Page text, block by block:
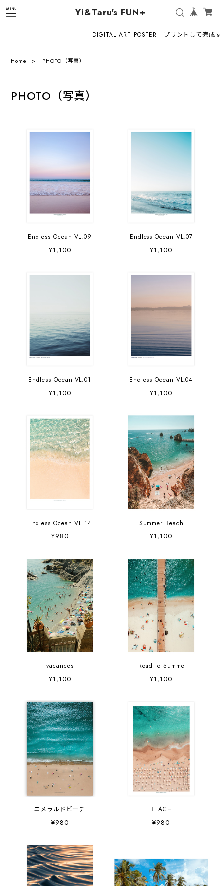
Yi&Taru's FUN+
DIGITAL ART POSTER | プリントして完成する
Home PHOTO（写真）
PHOTO（写真）
Endless Ocean VL.09
¥1,100
Endless Ocean VL.07
¥1,100
Endless Ocean VL.01
¥1,100
Endless Ocean VL.04
¥1,100
Endless Ocean VL.14
¥980
Summer Beach
¥1,100
vacances
¥1,100
Road to Summe
¥1,100
エメラルドビーチ
¥980
BEACH
¥980